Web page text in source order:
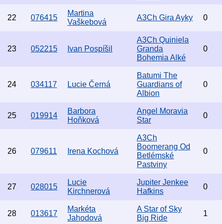
22 076415
Martina
Vaškebová
A3Ch Gira Ayky 0
23 052215 Ivan Pospíšil
A3Ch Quiniela
Granda
Bohemia Alké
0
24 034117 Lucie Černá
Batumi The
Guardians of
Albion
0
25 019914
Barbora
Hoňková
Angel Moravia
Star
0
26 079611 Irena Kochová
A3Ch
Boomerang Od
Betlémské
Pastviny
0
27 028015
Lucie
Kirchnerová
Jupiter Jenkee
Hafkins
0
28 013617
Markéta
Jahodová
A Star of Sky
Big Ride
1